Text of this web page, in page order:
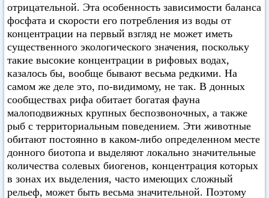
отрицательной. Эта особенность зависимости баланса
фосфата и скорости его потребления из воды от
концентрации на первый взгляд не может иметь
существенного экологического значения, поскольку
такие высокие концентрации в рифовых водах,
казалось бы, вообще бывают весьма редкими. На
самом же деле это, по-видимому, не так. В донных
сообществах рифа обитает богатая фауна
малоподвижных крупных беспозвоночных, а также
рыб с территориальным поведением. Эти животные
обитают постоянно в каком-либо определенном месте
донного биотопа и выделяют локально значительные
количества солевых биогенов, концентрация которых
в зонах их выделения, часто имеющих сложный
рельеф, может быть весьма значительной. Поэтому